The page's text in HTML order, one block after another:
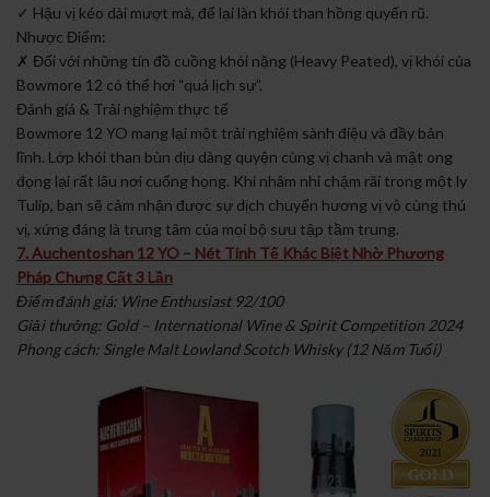
✓ Hậu vị kéo dài mượt mà, để lại làn khói than hồng quyến rũ.
Nhược Điểm:
✗ Đối với những tín đồ cuồng khói nặng (Heavy Peated), vị khói của
Bowmore 12 có thể hơi “quá lịch sự”.
Đánh giá & Trải nghiệm thực tế
Bowmore 12 YO mang lại một trải nghiệm sành điệu và đầy bản
lĩnh. Lớp khói than bùn dịu dàng quyện cùng vị chanh và mật ong
đọng lại rất lâu nơi cuống họng. Khi nhâm nhi chậm rãi trong một ly
Tulip, bạn sẽ cảm nhận được sự dịch chuyển hương vị vô cùng thú
vị, xứng đáng là trung tâm của mọi bộ sưu tập tầm trung.
7. Auchentoshan 12 YO – Nét Tinh Tế Khác Biệt Nhờ Phương
Pháp Chưng Cất 3 Lần
Điểm đánh giá: Wine Enthusiast 92/100
Giải thưởng: Gold – International Wine & Spirit Competition 2024
Phong cách: Single Malt Lowland Scotch Whisky (12 Năm Tuổi)